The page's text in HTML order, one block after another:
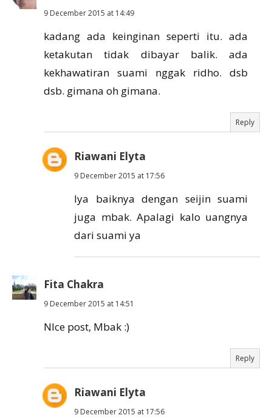
9 December 2015 at 14:49
kadang ada keinginan seperti itu. ada
ketakutan tidak dibayar balik. ada
kekhawatiran suami nggak ridho. dsb
dsb. gimana oh gimana.
Reply
Riawani Elyta
9 December 2015 at 17:56
Iya baiknya dengan seijin suami
juga mbak. Apalagi kalo uangnya
dari suami ya
Fita Chakra
9 December 2015 at 14:51
NIce post, Mbak :)
Reply
Riawani Elyta
9 December 2015 at 17:56